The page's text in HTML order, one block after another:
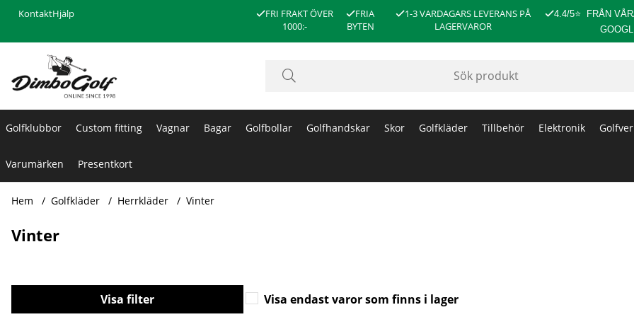
KontaktHjälp
FRI FRAKT ÖVER
1000:-
FRIA
BYTEN
1-3 VARDAGARS LEVERANS PÅ
LAGERVAROR
4.4/5⭐
FRÅN
Golfklubbor Custom fitting Vagnar Bagar Golfbollar Golfhandskar Skor Golfkläder Tillbehör Elektronik
Varumärken Presentkort
Hem Golfkläder Herrkläder Vinter
Vinter
Filtrera Visa endast varor som finns i lager